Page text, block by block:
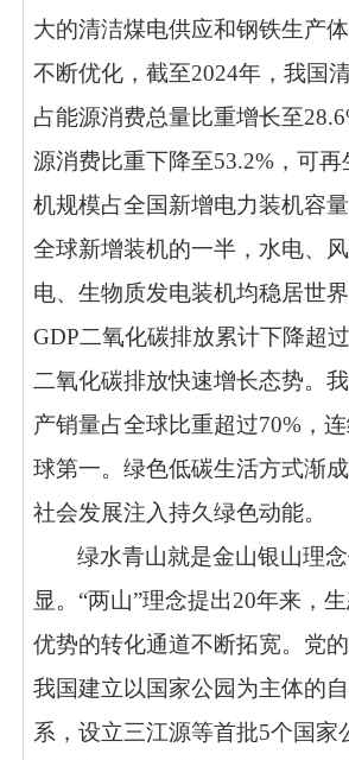
大的清洁煤电供应和钢铁生产
不断优化，截至2024年，我国
占能源消费总量比重增长至
源消费比重下降至53.2%，可
机规模占全国新增电力装机容
全球新增装机的一半，水电、
电、生物质发电装机均稳居世
GDP二氧化碳排放累计下降超
二氧化碳排放快速增长态势。
产销量占全球比重超过70%，
球第一。绿色低碳生活方式渐
社会发展注入持久绿色动能。
绿水青山就是金山银山理
显。“两山”理念提出20年来，
优势的转化通道不断拓宽。党
我国建立以国家公园为主体的
系，设立三江源等首批5个国家